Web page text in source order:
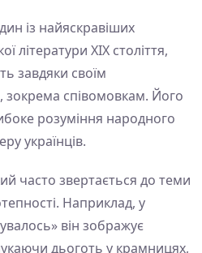
із найяскравіших
літератури XIX століття,
завдяки своїм
співомовкам. Його
розуміння народного
українців.
часто звертається до теми
Наприклад, у
він зображує
дьоготь у крамницях,